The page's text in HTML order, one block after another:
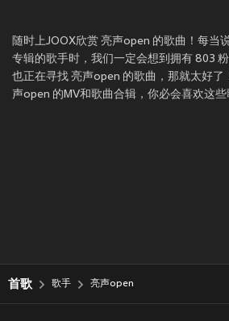
随时上JOOX欣赏 亮声open 的歌曲！每当
专辑的歌手时，我们一定会想到拥有 803
也正在寻找 亮声open 的歌曲，那就太好了
声open 的MV和歌曲合辑，你必会喜欢这些
首歌 歌手 亮声open